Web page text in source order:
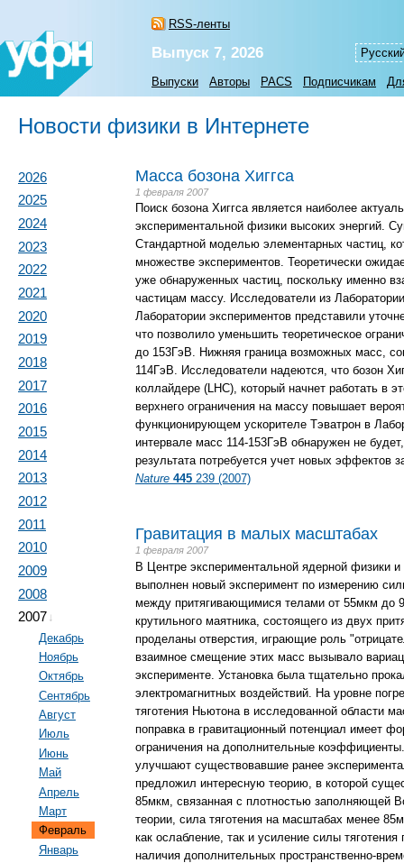
RSS-ленты
Выпуск 7, 2026
Выпуски Авторы PACS Подписчикам
Новости физики в Интернете
2026
2025
2024
2023
2022
2021
2020
2019
2018
2017
2016
2015
2014
2013
2012
2011
2010
2009
2008
2007 ↓
Декабрь
Ноябрь
Октябрь
Сентябрь
Август
Июль
Июнь
Май
Апрель
Март
Февраль
Январь
Масса бозона Хиггса
1 февраля 2007
Поиск бозона Хиггса является наиболее
экспериментальной физики высоких энергий.
Стандартной моделью элементарных частиц,
множестве экспериментов. Теоретически
уже обнаруженных частиц, поскольку именно
частицам массу. Исследователи из
Лаборатории экспериментов представили
что позволило уменьшить теоретическое
до 153ГэВ. Нижняя граница возможных масс,
114ГэВ. Исследователи надеются, что бозон
коллайдере (LHC), который начнет работать
верхнего ограничения на массу повышает
функционирующем ускорителе Тэватрон в
интервале масс 114-153ГэВ обнаружен не
результата потребуется учет новых эффектов
Nature 445 239 (2007)
Гравитация в малых масштабах
1 февраля 2007
В Центре экспериментальной ядерной физики
выполнен новый эксперимент по измерению
между притягивающимися телами от 55мкм до
крутильного маятника, состоящего из двух
проделаны отверстия, играющие роль
взаимное смещение этих масс вызывало
эксперименте. Установка была тщательно
электромагнитных воздействий. На уровне
тяготения Ньютона в исследованной области
поправка в гравитационный потенциал имеет
ограничения на дополнительные
улучшают существовавшие ранее
предложил интересную теорию, в которой
85мкм, связанная с плотностью заполняющей
теории, сила тяготения на масштабах менее
как ослабление, так и усиление силы
наличия дополнительных пространственно-